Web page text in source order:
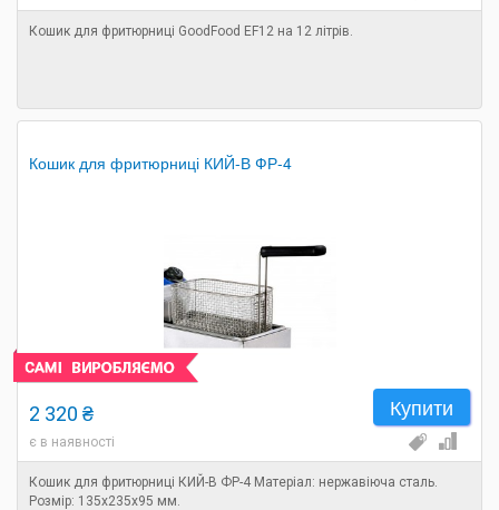
Кошик для фритюрниці GoodFood EF12 на 12 літрів.
Кошик для фритюрниці КИЙ-В ФР-4
Купити
2 320 ₴
є в наявності
Кошик для фритюрниці КИЙ-В ФР-4 Матеріал: нержавіюча сталь.
Розмір: 135х235х95 мм.